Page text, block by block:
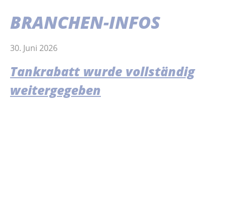
BRANCHEN-INFOS
30. Juni 2026
Tankrabatt wurde vollständig
weitergegeben